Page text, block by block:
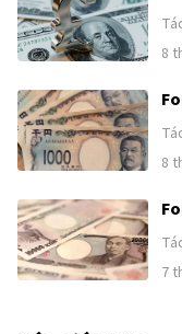
8
8
7